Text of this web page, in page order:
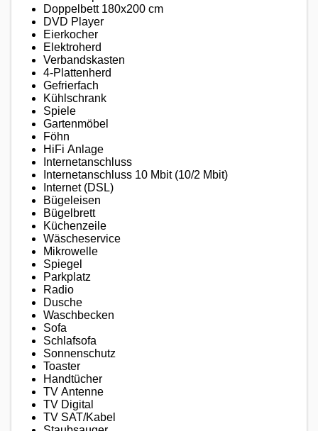
Doppelbett 180x200 cm
DVD Player
Eierkocher
Elektroherd
Verbandskasten
4-Plattenherd
Gefrierfach
Kühlschrank
Spiele
Gartenmöbel
Föhn
HiFi Anlage
Internetanschluss
Internetanschluss 10 Mbit (10/2 Mbit)
Internet (DSL)
Bügeleisen
Bügelbrett
Küchenzeile
Wäscheservice
Mikrowelle
Spiegel
Parkplatz
Radio
Dusche
Waschbecken
Sofa
Schlafsofa
Sonnenschutz
Toaster
Handtücher
TV Antenne
TV Digital
TV SAT/Kabel